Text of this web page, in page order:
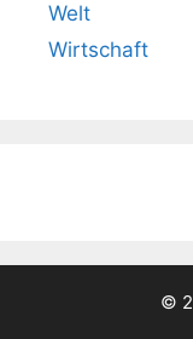
Welt
Wirtschaft
©